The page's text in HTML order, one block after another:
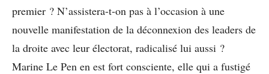
premier ? N’assistera-t-on pas à l’occasion à une
nouvelle manifestation de la déconnexion des leaders de
la droite avec leur électorat, radicalisé lui aussi ?
Marine Le Pen en est fort consciente, elle qui a fustigé